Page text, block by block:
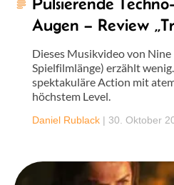
Augen – Review
Dieses Musikvideo von Nine
Spielfilmlänge) erzählt
spektakuläre Action mit
höchstem Level.
Daniel Rublack | 30. Oktober